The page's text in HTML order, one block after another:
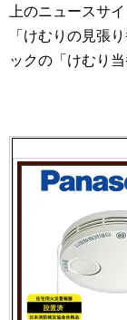
上のニュースサ
「けむりの見張
ックの「けむり当